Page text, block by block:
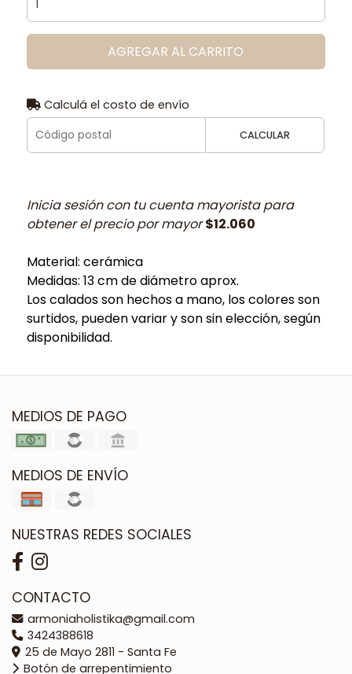
AGREGAR AL CARRITO
Calculá el costo de envío
CALCULAR
Inicia sesión con tu cuenta mayorista para
obtener el precio por mayor$12.060
Material: cerámica
Medidas: 13 cm de diámetro aprox.
Los calados son hechos a mano, los colores son
surtidos, pueden variar y son sin elección, según
disponibilidad.
MEDIOS DE PAGO
MEDIOS DE ENVÍO
NUESTRAS REDES SOCIALES
CONTACTO
armoniaholistika@gmail.com
3424388618
25 de Mayo 2811 - Santa Fe
Botón de arrepentimiento